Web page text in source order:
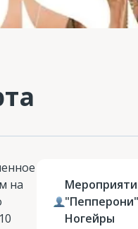
на
Ногейры